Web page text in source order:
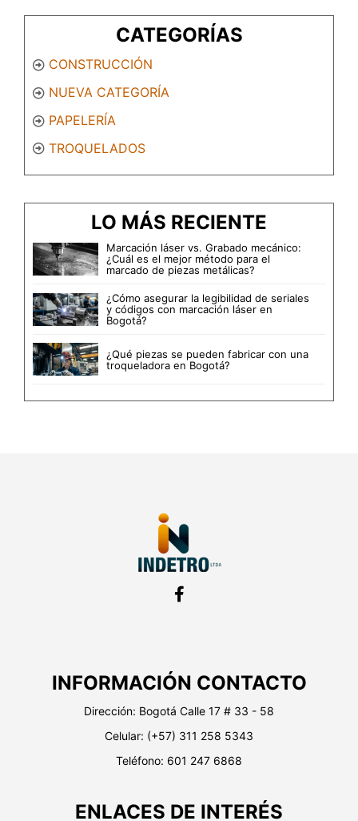
CATEGORÍAS
CONSTRUCCIÓN
NUEVA CATEGORÍA
PAPELERÍA
TROQUELADOS
LO MÁS RECIENTE
Marcación láser vs. Grabado mecánico:
¿Cuál es el mejor método para el
marcado de piezas metálicas?
¿Cómo asegurar la legibilidad de seriales
y códigos con marcación láser en
Bogotá?
¿Qué piezas se pueden fabricar con una
troqueladora en Bogotá?
INFORMACIÓN CONTACTO
Dirección: Bogotá Calle 17 # 33 - 58
Celular: (+57) 311 258 5343
Teléfono: 601 247 6868
ENLACES DE INTERÉS